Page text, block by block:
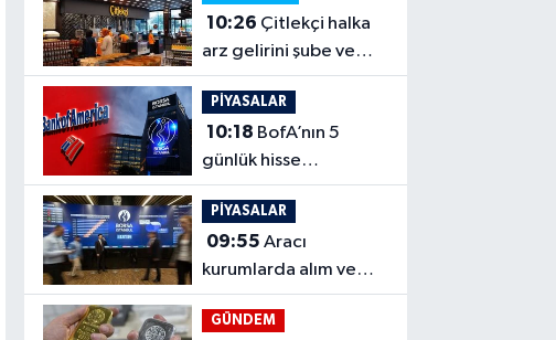
10:26
arz gelirini şube ve
GES'e yöneltecek
PİYASALAR
10:18
günlük hisse
trafiğinde satışlar ağır
bastı
PİYASALAR
09:55 Aracı
kurumlarda alım ve
satım tarafında kimler
öne çıktı?
GÜNDEM